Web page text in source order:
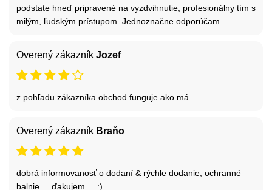
podstate hneď pripravené na vyzdvihnutie, profesionálny tím s
milým, ľudským prístupom. Jednoznačne odporúčam.
Overený zákazník Jozef
z pohľadu zákazníka obchod funguje ako má
Overený zákazník Braňo
dobrá informovanosť o dodaní & rýchle dodanie, ochranné
balnie ... ďakujem ... :)